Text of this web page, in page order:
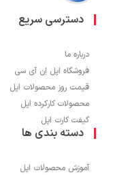
دسترسی سریع
درباره ما
فروشگاه اپل اِن آی سی
قیمت روز محصولات اپل
محصولات کارکرده اپل
گیفت کارت اپل
دسته بندی ها
آموزش محصولات اپل